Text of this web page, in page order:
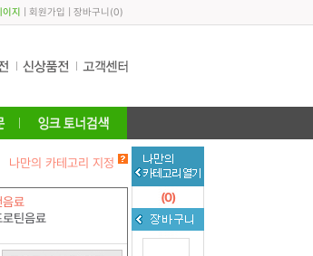
지 회원가입 장바구니 (0)
나만의 카테고리 지정
음료
로틴음료
(0)